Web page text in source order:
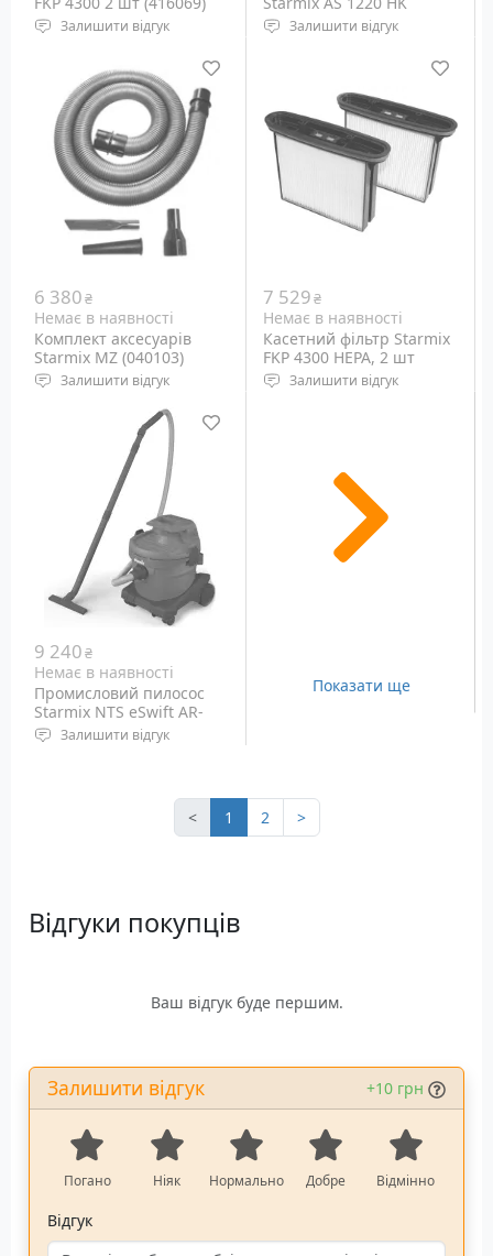
Залишити відгук
Starmix
(014081)
Залишити відгук
Вага: 5.6 кг
6 380₴
Немає в наявності
Комплект аксесуарів
Starmix MZ (040103)
Залишити відгук
Аксесуари для пилососів
Starmix, 4 шт.
7 529₴
Немає в наявності
Касетний фільтр Starmix
FKP 4300 HEPA, 2 шт
(419190)
Залишити відгук
9 240₴
Немає в наявності
Промисловий пилосос
Starmix NTS eSwift AR-
1220 EHB (016511)
Залишити відгук
Показати ще
< 1 2 >
Відгуки покупців
Ваш відгук буде першим.
+10 грн
Залишити відгук
Відмінно
Добре
Нормально
Ніяк
Погано
Відгук